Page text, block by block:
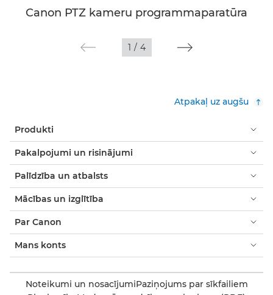
Canon PTZ kameru programmaparatūra
1 / 4
Atpakaļ uz augšu
Produkti
Pakalpojumi un risinājumi
Palīdzība un atbalsts
Mācības un izglītība
Par Canon
Mans konts
Noteikumi un nosacījumiPaziņojums par sīkfailiem